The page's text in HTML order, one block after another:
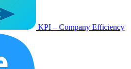
KPI – Company Efficiency